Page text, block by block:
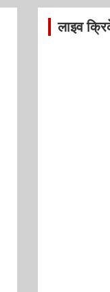
लाइव